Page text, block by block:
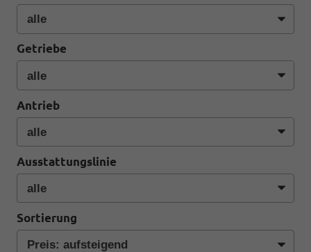
Getriebe
Antrieb
Ausstattungslinie
Sortierung